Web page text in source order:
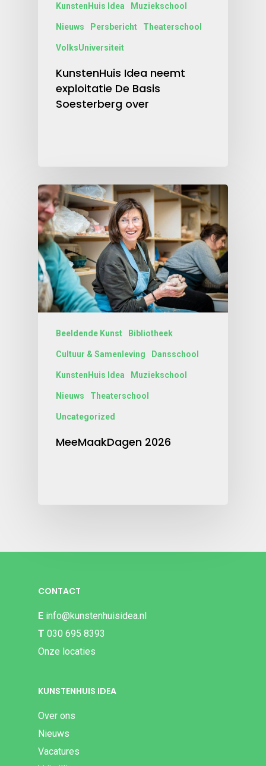
KunstenHuis Idea Muziekschool
Nieuws Persbericht Theaterschool
VolksUniversiteit
KunstenHuis Idea neemt
exploitatie De Basis
Soesterberg over
Beeldende Kunst Bibliotheek
Cultuur & Samenleving Dansschool
KunstenHuis Idea Muziekschool
Nieuws Theaterschool
Uncategorized
MeeMaakDagen 2026
CONTACT
E info@kunstenhuisidea.nl
T 030 695 8393
Onze locaties
KUNSTENHUIS IDEA
Over ons
Nieuws
Vacatures